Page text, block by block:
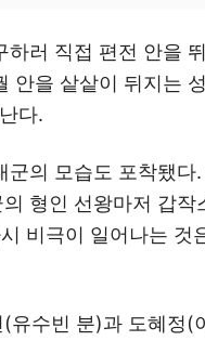
러 직접 편전 안을
안을 샅샅이 뒤지는
다.
의 모습도 포착됐다.
형인 선왕마저 갑작
비극이 일어나는 것
유수빈 분)과 도혜정(